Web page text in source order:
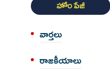
హోం పేజీ
వార్త‌లు
రాజకీయాలు